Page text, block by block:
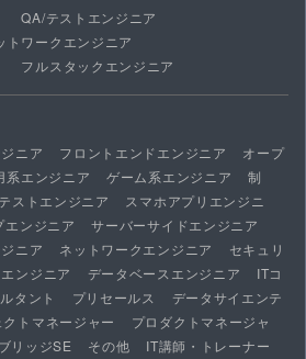
QA/テストエンジニア
トワークエンジニア
フルスタックエンジニア
ニア フロントエンドエンジニア
オープ
系エンジニア ゲーム系エンジニア
制
ストエンジニア
スマホアプリエンジニ
エンジニア
サーバーサイドエンジニア
ニア ネットワークエンジニア
セキュリ
ンジニア データベースエンジニア
ITコ
タント プリセールス
データサイエンテ
クトマネージャー
プロダクトマネージャ
ブリッジSE その他
IT講師・トレーナー